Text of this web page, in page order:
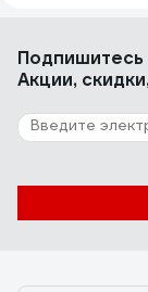
Подпишитесь
Акции,